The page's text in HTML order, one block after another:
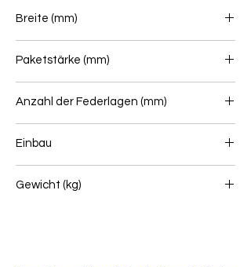
Breite (mm)
Paketstärke (mm)
Anzahl der Federlagen (mm)
Einbau
Gewicht (kg)